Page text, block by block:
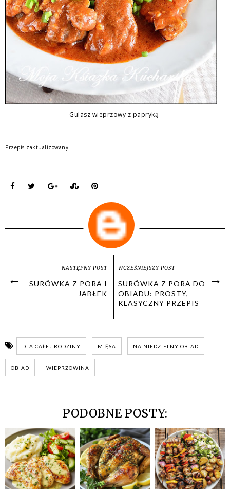
Gulasz wieprzowy z papryką
Przepis zaktualizowany.
NASTĘPNY POST
SURÓWKA Z PORA I
JABŁEK
WCZEŚNIEJSZY POST
SURÓWKA Z PORA DO
OBIADU: PROSTY,
KLASYCZNY PRZEPIS
DLA CAŁEJ RODZINY MIĘSA NA NIEDZIELNY OBIAD
OBIAD WIEPRZOWINA
PODOBNE POSTY: